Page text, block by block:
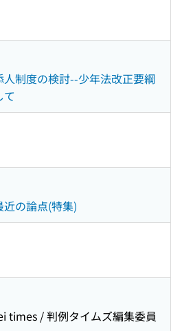
制度の検討--少年法改正要綱
の論点(特集)
times / 判例タイムズ編集委員